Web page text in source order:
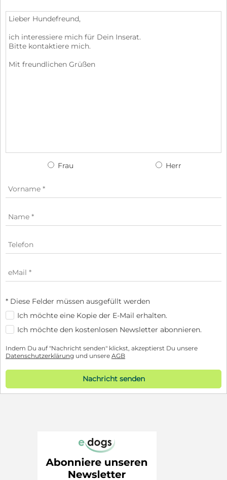
Frau Herr
* Diese Felder müssen ausgefüllt werden
Ich möchte eine Kopie der E-Mail erhalten.
Ich möchte den kostenlosen Newsletter abonnieren.
Indem Du auf "Nachricht senden" klickst, akzeptierst Du unsere
Datenschutzerklärung und unsere AGB
Nachricht senden